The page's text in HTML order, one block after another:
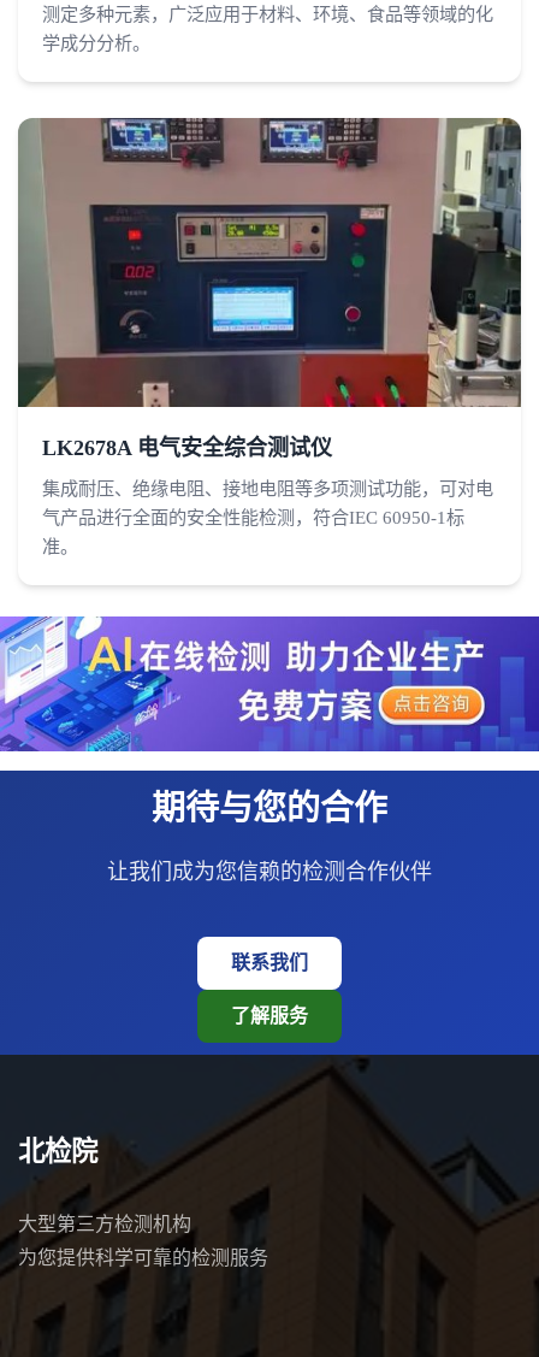
测定多种元素，广泛应用于材料、环境、食品等领域的化
学成分分析。
LK2678A 电气安全综合测试仪
集成耐压、绝缘电阻、接地电阻等多项测试功能，可对电
气产品进行全面的安全性能检测，符合IEC 60950-1标
准。
期待与您的合作
让我们成为您信赖的检测合作伙伴
联系我们
了解服务
北检院
大型第三方检测机构
为您提供科学可靠的检测服务